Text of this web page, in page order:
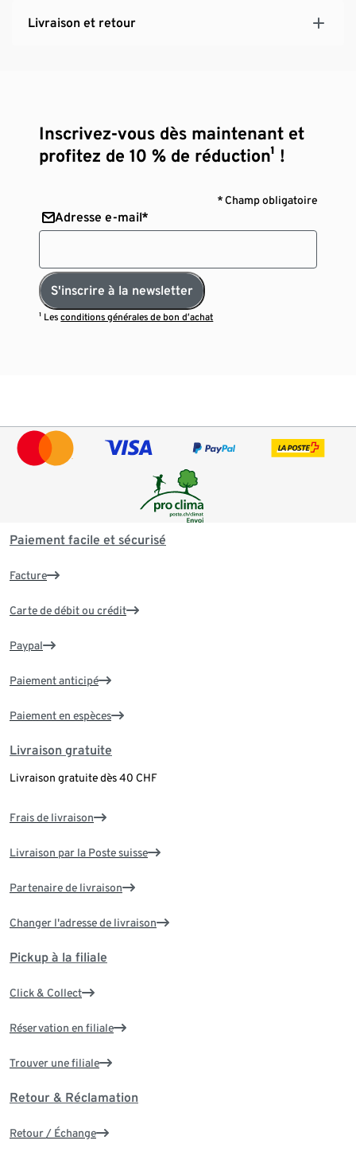
Livraison et retour
Inscrivez-vous dès maintenant et
profitez de 10 % de réduction¹ !
* Champ obligatoire
Adresse e-mail*
S'inscrire à la newsletter
¹ Lesconditions générales de bon d’achat
Paiement facile et sécurisé
Facture
Carte de débit ou crédit
Paypal
Paiement anticipé
Paiement en espèces
Livraison gratuite
Livraison gratuite dès 40 CHF
Frais de livraison
Livraison par la Poste suisse
Partenaire de livraison
Changer l'adresse de livraison
Pickup à la filiale
Click & Collect
Réservation en filiale
Trouver une filiale
Retour & Réclamation
Retour / Échange